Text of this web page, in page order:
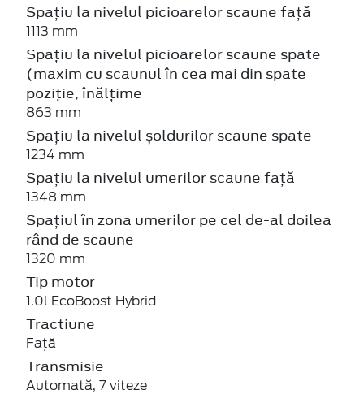
Spațiu la nivelul picioarelor scaune față
1113 mm
Spațiu la nivelul picioarelor scaune spate
(maxim cu scaunul în cea mai din spate
poziție, înălțime
863 mm
Spațiu la nivelul șoldurilor scaune spate
1234 mm
Spațiu la nivelul umerilor scaune față
1348 mm
Spațiul în zona umerilor pe cel de-al doilea
rând de scaune
1320 mm
Tip motor
1.0l EcoBoost Hybrid
Tractiune
Față
Transmisie
Automată, 7 viteze